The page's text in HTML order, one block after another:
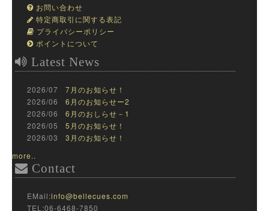
お問い合わせ
特定商取引に関する表記
プライバシーポリシー
ポイントについて
Latest News
2026/07 7月のお知らせ！
2026/06 6月のお知らせー2
2026/06 6月のおしらせ－1
2026/05 5月のお知らせ！
2026/03 3月のお知らせ！
more..
Contact
EMail:info@bellecues.com
TEL:06-6468-7850